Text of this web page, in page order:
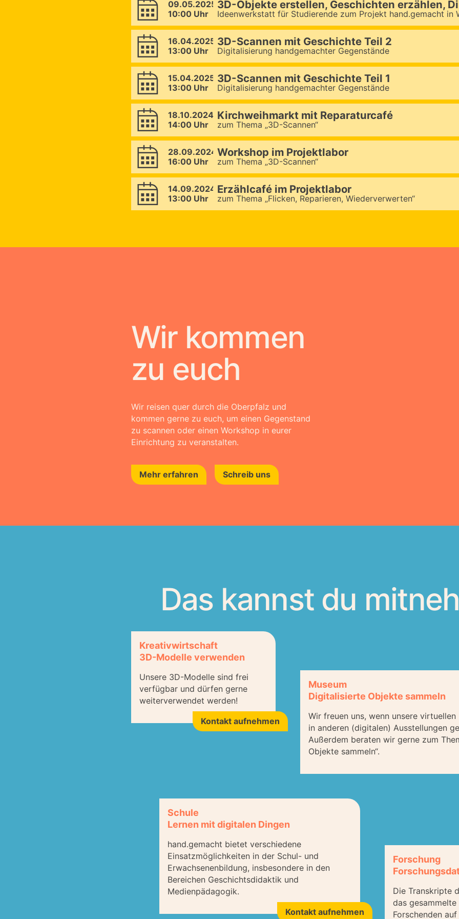
09.05.2025
10:00 Uhr
3D-Objekte erstellen, Geschichten erzählen,
Ideenwerkstatt für Studierende zum Projekt hand.gemacht in
16.04.2025
13:00 Uhr
3D-Scannen mit Geschichte Teil 2
Digitalisierung handgemachter Gegenstände
15.04.2025
13:00 Uhr
3D-Scannen mit Geschichte Teil 1
Digitalisierung handgemachter Gegenstände
18.10.2024
14:00 Uhr
Kirchweihmarkt mit Reparaturcafé
zum Thema „3D-Scannen“
28.09.2024
16:00 Uhr
Workshop im Projektlabor
zum Thema „3D-Scannen“
14.09.2024
13:00 Uhr
Erzählcafé im Projektlabor
zum Thema „Flicken, Reparieren, Wiederverwerten“
Wir kommen
zu euch
Wir reisen quer durch die Oberpfalz und
kommen gerne zu euch, um einen Gegenstand
zu scannen oder einen Workshop in eurer
Einrichtung zu veranstalten.
Mehr erfahren Schreib uns
Das kannst du
Kreativwirtschaft
3D-Modelle verwenden
Unsere 3D-Modelle sind frei
verfügbar und dürfen gerne
weiterverwendet werden!
Kontakt aufnehmen
Museum
Digitalisierte Objekte sammeln
Wir freuen uns, wenn unsere
in anderen (digitalen) Ausstellungen
Außerdem beraten wir gerne zum
Objekte sammeln“.
Schule
Lernen mit digitalen Dingen
hand.gemacht bietet verschiedene
Einsatzmöglichkeiten in der Schul- und
Erwachsenenbildung, insbesondere in den
Bereichen Geschichtsdidaktik und
Medienpädagogik.
Kontakt aufnehmen
Forschung
Die Transkripte
das
Forschenden